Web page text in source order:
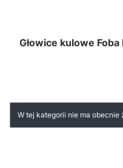
Głowice kulowe Foba
Lista
W tej kategorii nie ma